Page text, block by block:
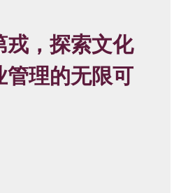
戎，探索文化
管理的无限可